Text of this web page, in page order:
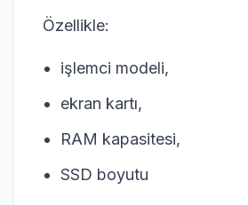
Özellikle:
işlemci modeli,
ekran kartı,
RAM kapasitesi,
SSD boyutu